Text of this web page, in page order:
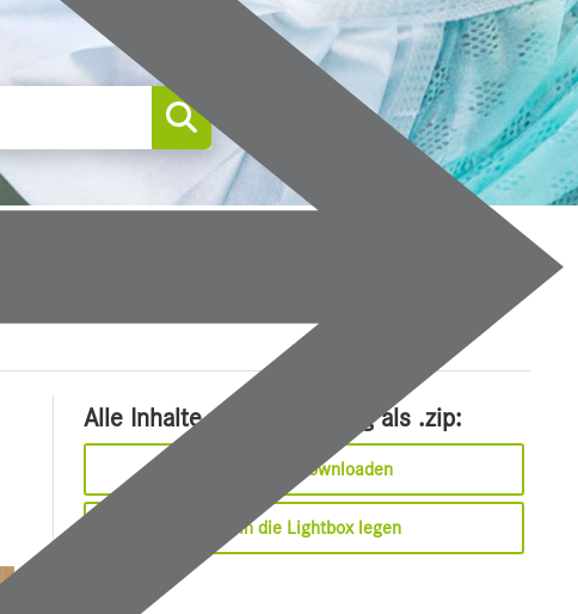
Alle Inhalte dieser Meldung als .zip:
Sofort downloaden
In die Lightbox legen